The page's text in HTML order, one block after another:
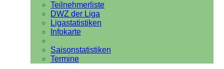
Teilnehmerliste
DWZ der Liga
Ligastatistiken
Infokarte
Saisonstatistiken
Termine